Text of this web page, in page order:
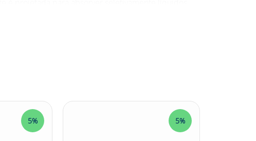
de 0,40m x 0,50m x 4mm e capacidade de
de combustíveis em diferentes
possui características adicionais, como resistência
para Vazamento de Petróleo AmbiClean
5% 5%